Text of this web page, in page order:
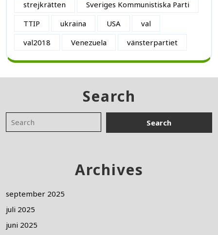
strejkrätten
Sveriges Kommunistiska Parti
TTIP
ukraina USA
val
val2018
Venezuela vänsterpartiet
Search
Archives
september 2025
juli 2025
juni 2025